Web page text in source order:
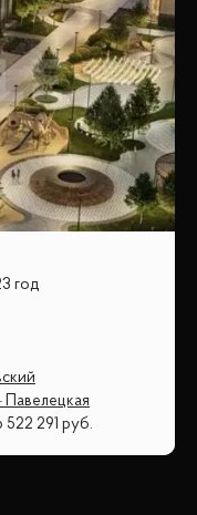
год
522 291 руб.